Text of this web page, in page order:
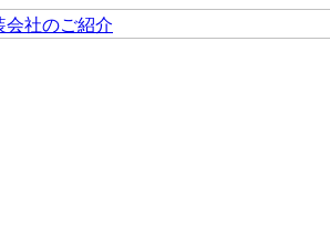
会社のご紹介